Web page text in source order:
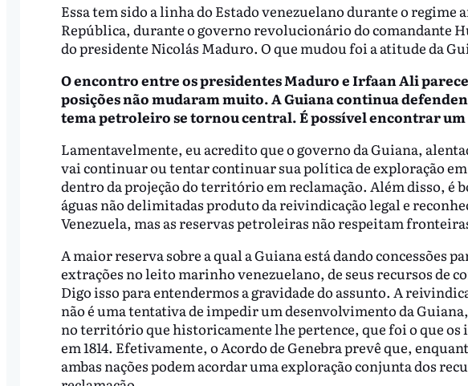
Essa tem sido a linha do Estado venezuelano durante o regime
República, durante o governo revolucionário do comandante
do presidente Nicolás Maduro. O que mudou foi a atitude da
O encontro entre os presidentes Maduro e Irfaan Ali
posições não mudaram muito. A Guiana continua
tema petroleiro se tornou central. É possível encontrar um
Lamentavelmente, eu acredito que o governo da Guiana,
vai continuar ou tentar continuar sua política de exploração
dentro da projeção do território em reclamação. Além disso, é
águas não delimitadas produto da reivindicação legal e
Venezuela, mas as reservas petroleiras não respeitam
A maior reserva sobre a qual a Guiana está dando concessões
extrações no leito marinho venezuelano, de seus recursos de
Digo isso para entendermos a gravidade do assunto. A
não é uma tentativa de impedir um desenvolvimento da
no território que historicamente lhe pertence, que foi o que os
em 1814. Efetivamente, o Acordo de Genebra prevê que,
ambas nações podem acordar uma exploração conjunta dos